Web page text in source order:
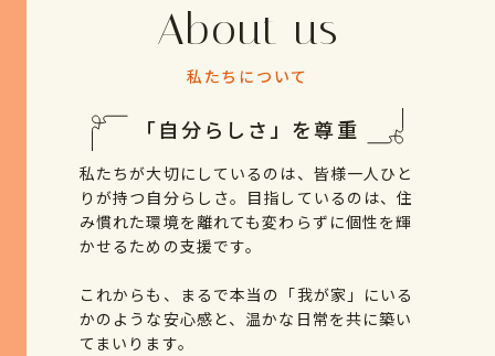
About us
私たちについて
「自分らしさ」を尊重
私たちが大切にしているのは、皆様一人ひと
りが持つ自分らしさ。目指しているのは、住
み慣れた環境を離れても変わらずに個性を輝
かせるための支援です。
これからも、まるで本当の「我が家」にいる
かのような安心感と、温かな日常を共に築い
てまいります。